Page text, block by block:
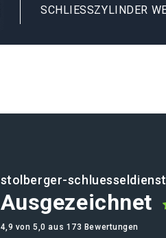
SCHLIESSZYLINDER
stolberger-
Ausgezeichnet
4,9 von 5,0 aus 173 Bewertungen